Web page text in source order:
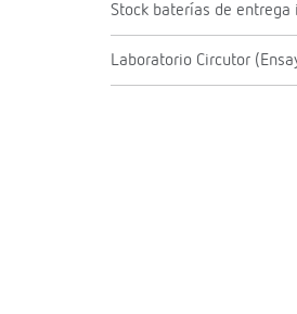
Stock baterías de entrega
Laboratorio Circutor